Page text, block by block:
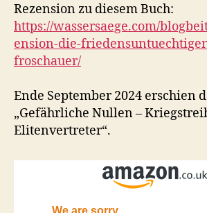
Rezension zu diesem Buch:
https://wassersaege.com/
ension-die-
froschauer/
Ende September 2024 erschien
„Gefährliche Nullen –
Elitenvertreter“.